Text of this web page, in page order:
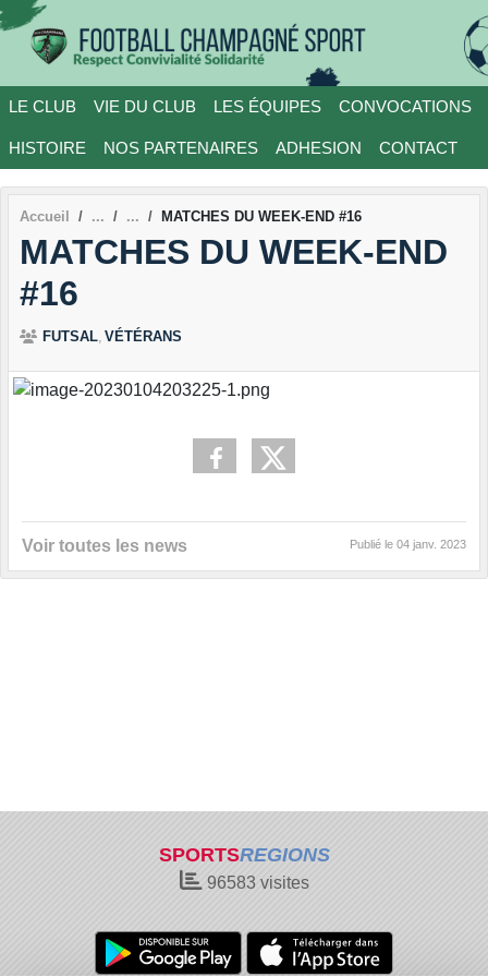
LE CLUB VIE DU CLUB LES ÉQUIPES CONVOCATIONS
HISTOIRE NOS PARTENAIRES ADHESION CONTACT
Accueil MATCHES DU WEEK-END #16
MATCHES DU WEEK-END
#16
FUTSAL VÉTÉRANS
Voir toutes les news Publié le 04 janv. 2023
SPORTSREGIONS
96583visites
Panneau de gestion des cookies